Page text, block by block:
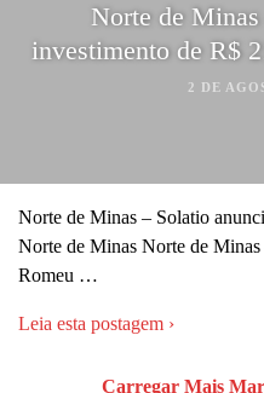
Norte de
investimento de R$
2 DE
Norte de Minas – Solatio
Norte de Minas Norte de
Romeu …
Leia esta postagem ›
Carregar Mais